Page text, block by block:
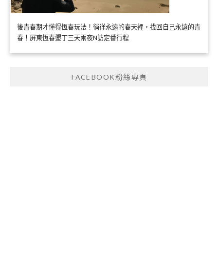
後青春期才懂得恆春玩法！徜徉永遠的春天裡，找回自己永遠的青
春！屏東恆春墾丁三天兩夜N訪定番行程
FACEBOOK粉絲專頁